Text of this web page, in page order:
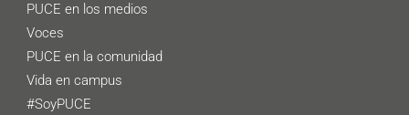
PUCE en los medios
Voces
PUCE en la comunidad
Vida en campus
#SoyPUCE